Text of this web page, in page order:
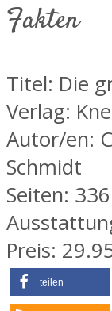
Fakten
Titel: Die
Verlag:
Autor/en:
Schmidt
Seiten: 336
Preis:
teilen